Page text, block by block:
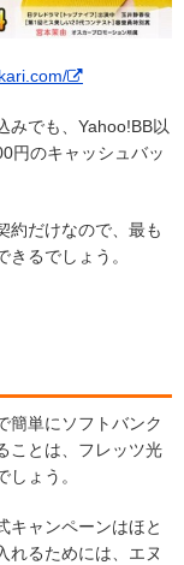
みでも、Yahoo!BB以
円のキャッシュバッ
約だけなので、最も
るでしょう。
簡単にソフトバンク
ことは、フレッツ光
ょう。
キャンペーンはほと
れるためには、エヌ